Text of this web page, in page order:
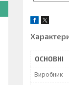
ОСНОВНІ
Виробник